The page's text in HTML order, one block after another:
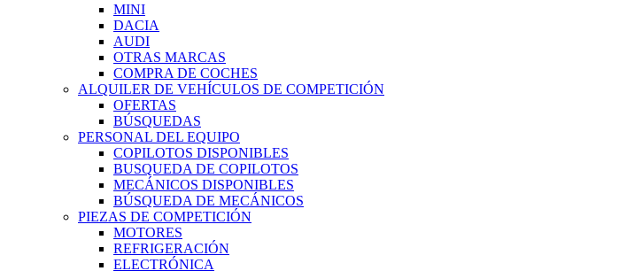
MINI
DACIA
AUDI
OTRAS MARCAS
COMPRA DE COCHES
ALQUILER DE VEHÍCULOS DE COMPETICIÓN
OFERTAS
BÚSQUEDAS
PERSONAL DEL EQUIPO
COPILOTOS DISPONIBLES
BUSQUEDA DE COPILOTOS
MECÁNICOS DISPONIBLES
BÚSQUEDA DE MECÁNICOS
PIEZAS DE COMPETICIÓN
MOTORES
REFRIGERACIÓN
ELECTRÓNICA